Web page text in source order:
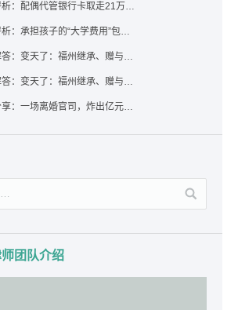
福州律师蔡思斌评析：配偶代管银行卡取走21万，离婚后这笔钱还要得回来吗？
福州律师蔡思斌评析：承担孩子的“大学费用”包括高额留学费用吗？
福州律师蔡思斌解答：变天了：福州继承、赠与房产转让要收20%个税？福州国税官方回复来了！
福州律师蔡思斌解答：变天了：福州继承、赠与房产转让要收20%个税？福州国税官方回答来了！
福州律师蔡思斌分享：一场离婚官司，炸出亿元“糊涂账”：本想分割家产，结果“自爆”了家底
团队介绍